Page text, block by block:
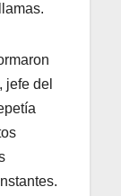
jefe del